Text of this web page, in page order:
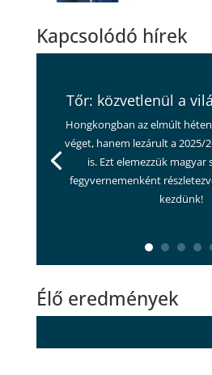
Kapcsolódó hírek
Tőr: közvetlenül a
Hongkongban az elmúlt
véget, hanem lezárult a 2025/
is. Ezt elemezzük
fegyvernemenként
kezdünk!
Élő eredmények